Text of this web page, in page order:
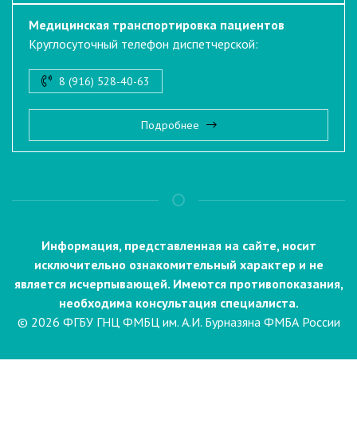
Медицинская транспортировка пациентов
Круглосуточный телефон диспетчерской:
8 (916) 528-40-63
Подробнее
Информация, представленная на сайте, носит
исключительно ознакомительный характер и не
является исчерпывающей. Имеются противопоказания,
необходима консультация специалиста.
© 2026 ФГБУ ГНЦ ФМБЦ им. А.И. Бурназяна ФМБА России